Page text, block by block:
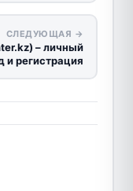
СЛЕДУЮЩАЯ →
– личный
и регистрация